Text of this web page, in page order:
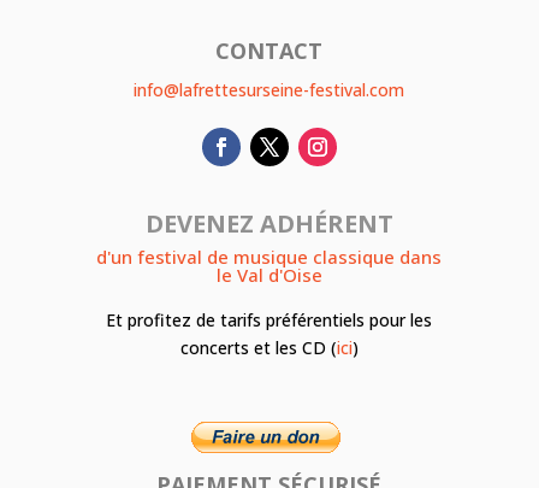
CONTACT
info@lafrettesurseine-festival.com
DEVENEZ ADHÉRENT
d'un festival de musique classique dans
le Val d'Oise
Et profitez de tarifs préférentiels pour les
concerts et les CD (ici)